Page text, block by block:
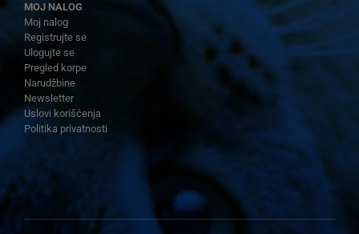
MOJ NALOG
Moj nalog
Registrujte se
Ulogujte se
Pregled korpe
Narudžbine
Newsletter
Uslovi korišćenja
Politika privatnosti